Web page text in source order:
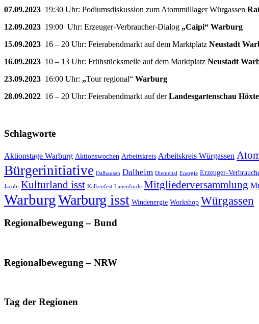
07.09.2023 19:30 Uhr: Podiumsdiskussion zum Atommüllager Würgassen
12.09.2023 19:00 Uhr: Erzeuger-Verbraucher-Dialog „Caipi“ Warburg
15.09.2023 16 – 20 Uhr: Feierabendmarkt auf dem Marktplatz Neustadt
16.09.2023 10 – 13 Uhr: Frühstücksmeile auf dem Marktplatz Neustadt
23.09.2023 16:00 Uhr: „Tour regional“ Warburg
28.09.2022 16 – 20 Uhr: Feierabendmarkt auf derLandesgartenschau
Schlagworte
Aktionstage Warburg Aktionswochen Arbeitskreis Arbeitskreis Würgassen
Bürgerinitiative Dalhausen Dalheim Diemeltal Energie Erzeuger-
Jacobi Kulturland isst Kälkenfest Lauenförde Mitgliederversammlung
WarburgWarburg isst Windenergie Workshop Würgassen
Regionalbewegung – Bund
Regionalbewegung – NRW
Tag der Regionen